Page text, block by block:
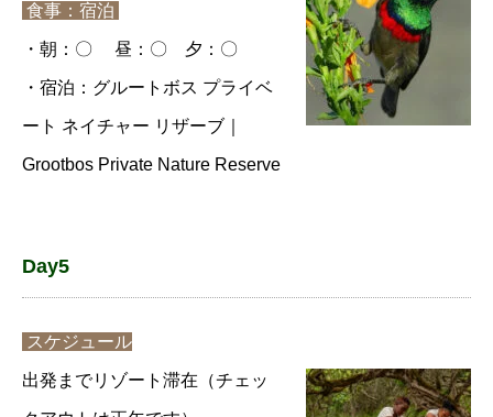
食事：宿泊
・朝：〇 昼：〇 夕：〇
・宿泊：グルートボス プライベ
ート ネイチャー リザーブ｜
Grootbos Private Nature Reserve
Day5
スケジュール
出発までリゾート滞在（チェッ